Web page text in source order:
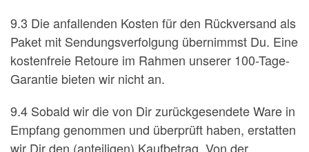
9.3 Die anfallenden Kosten für den Rückversand als
Paket mit Sendungsverfolgung übernimmst Du. Eine
kostenfreie Retoure im Rahmen unserer 100-Tage-
Garantie bieten wir nicht an.
9.4 Sobald wir die von Dir zurückgesendete Ware in
Empfang genommen und überprüft haben, erstatten
wir Dir den (anteiligen) Kaufbetrag. Von der